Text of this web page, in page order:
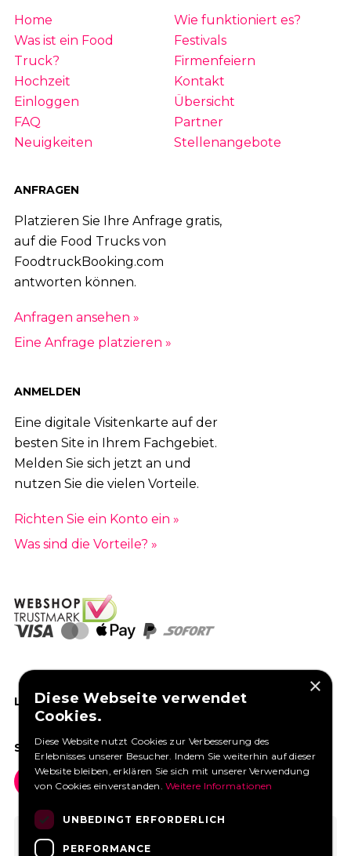
Home
Wie funktioniert es?
Was ist ein Food
Truck?
Festivals
Firmenfeiern
Hochzeit
Kontakt
Einloggen
Übersicht
FAQ
Partner
Neuigkeiten
Stellenangebote
ANFRAGEN
Platzieren Sie Ihre Anfrage gratis,
auf die Food Trucks von
FoodtruckBooking.com
antworten können.
Anfragen ansehen »
Eine Anfrage platzieren »
ANMELDEN
Eine digitale Visitenkarte auf der
besten Site in Ihrem Fachgebiet.
Melden Sie sich jetzt an und
nutzen Sie die vielen Vorteile.
Richten Sie ein Konto ein »
Was sind die Vorteile? »
LIKEN SIE UNS AUF FACEBOOK
SOCIAL MEDIA
×
Diese Webseite verwendet
Cookies.
Diese Website nutzt Cookies zur Verbesserung des
Erlebnisses unserer Besucher. Indem Sie weiterhin auf dieser
Website bleiben, erklären Sie sich mit unserer Verwendung
von Cookies einverstanden.Weitere Informationen
UNBEDINGT ERFORDERLICH
PERFORMANCE